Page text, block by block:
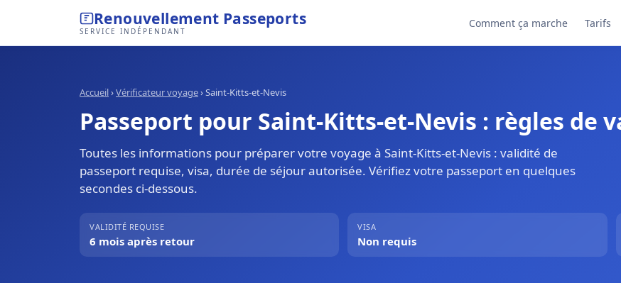
Renouvellement Passeports
SERVICE INDÉPENDANT
Comment ça marche Tarifs
Accueil›Vérificateur voyage›Saint-Kitts-et-Nevis
Passeport pour Saint-Kitts-et-Nevis : règles de
Toutes les informations pour préparer votre voyage à Saint-Kitts-et-Nevis : validité de
passeport requise, visa, durée de séjour autorisée. Vérifiez votre passeport en quelques
secondes ci-dessous.
VALIDITÉ REQUISE
6 mois après retour
VISA
Non requis